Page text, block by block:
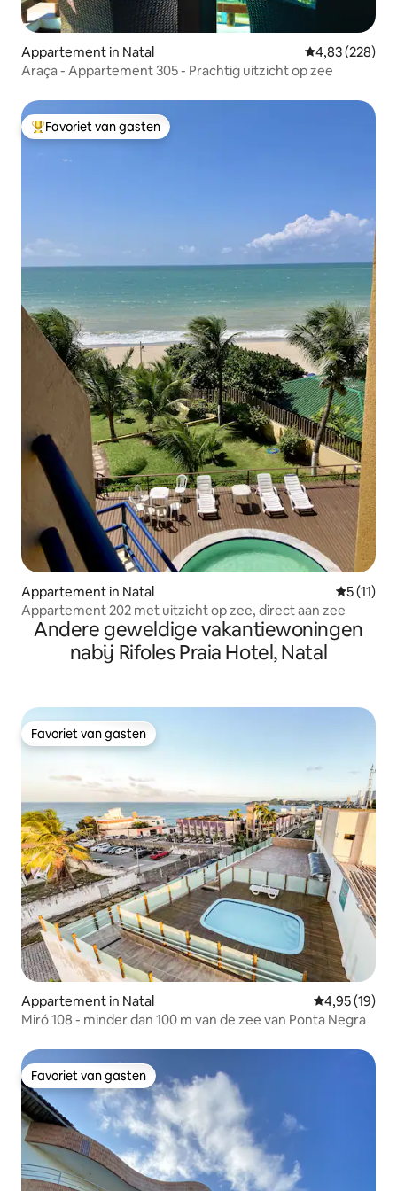
Appartement in Natal Gemiddelde
4,83 (228)
Araça - Appartement 305 - Prachtig uitzicht op zee
Topfavoriet van gasten
Favoriet van gasten
Appartement in Natal
5 (11)
Appartement 202 met uitzicht op zee, direct aan zee
Andere geweldige vakantiewoningen
nabij Rifoles Praia Hotel, Natal
Favoriet van gasten
Favoriet van gasten
Appartement in Natal Gemiddelde
4,95 (19)
Miró 108 - minder dan 100 m van de zee van Ponta Negra
Favoriet van gasten
Favoriet van gasten